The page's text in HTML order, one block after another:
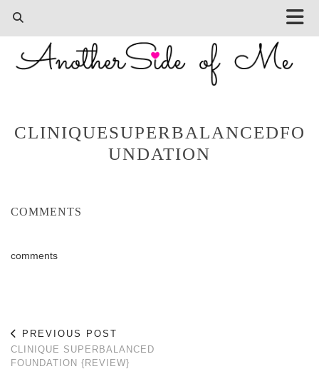
CLINIQUESUPERBALANCEDFO
UNDATION
COMMENTS
comments
PREVIOUS POST
CLINIQUE SUPERBALANCED
FOUNDATION {REVIEW}